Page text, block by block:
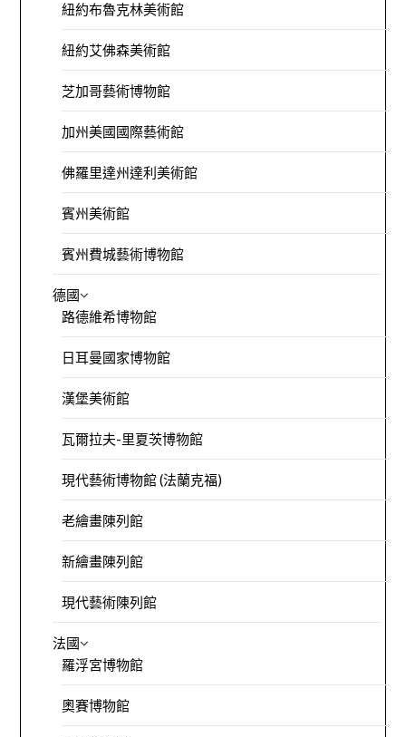
紐約布魯克林美術館
紐約艾佛森美術館
芝加哥藝術博物館
加州美國國際藝術館
佛羅里達州達利美術館
賓州美術館
賓州費城藝術博物館
德國
路德維希博物館
日耳曼國家博物館
漢堡美術館
瓦爾拉夫-里夏茨博物館
現代藝術博物館 (法蘭克福)
老繪畫陳列館
新繪畫陳列館
現代藝術陳列館
法國
羅浮宮博物館
奧賽博物館